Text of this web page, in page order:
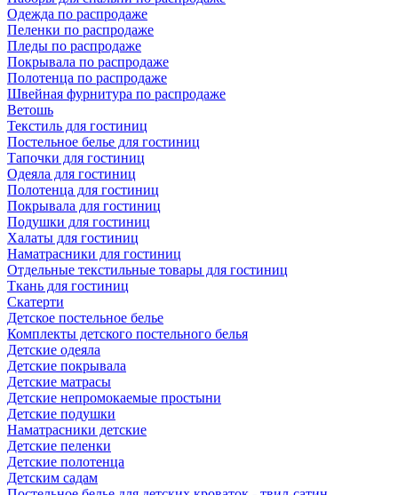
Одежда по распродаже
Пеленки по распродаже
Пледы по распродаже
Покрывала по распродаже
Полотенца по распродаже
Швейная фурнитура по распродаже
Ветошь
Текстиль для гостиниц
Постельное белье для гостиниц
Тапочки для гостиниц
Одеяла для гостиниц
Полотенца для гостиниц
Покрывала для гостиниц
Подушки для гостиниц
Халаты для гостиниц
Наматрасники для гостиниц
Отдельные текстильные товары для гостиниц
Ткань для гостиниц
Скатерти
Детское постельное белье
Комплекты детского постельного белья
Детские одеяла
Детские покрывала
Детские матрасы
Детские непромокаемые простыни
Детские подушки
Наматрасники детские
Детские пеленки
Детские полотенца
Детским садам